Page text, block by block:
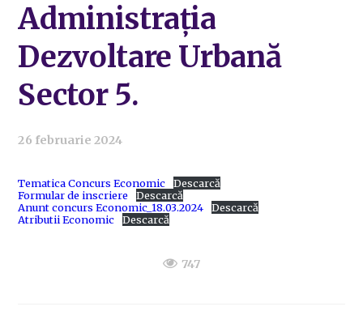
Administrația
Dezvoltare Urbană
Sector 5.
26 februarie 2024
Tematica Concurs Economic
Descarcă
Formular de inscriere
Descarcă
Anunt concurs Economic_18.03.2024
Descarcă
Atributii Economic
Descarcă
747